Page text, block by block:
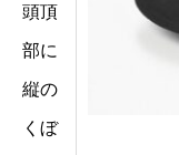
頭頂
部に
縦の
くぼ